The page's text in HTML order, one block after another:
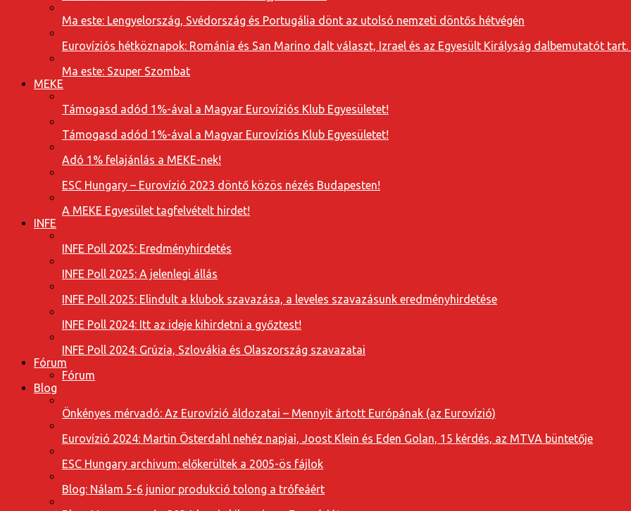
Ma este: Lengyelország, Svédország és Portugália dönt az utolsó nemzeti döntős hétvégén
Eurovíziós hétköznapok: Románia és San Marino dalt választ, Izrael és az Egyesült Királyság dalbemutatót tart.
Ma este: Szuper Szombat
MEKE
Támogasd adód 1%-ával a Magyar Eurovíziós Klub Egyesületet!
Támogasd adód 1%-ával a Magyar Eurovíziós Klub Egyesületet!
Adó 1% felajánlás a MEKE-nek!
ESC Hungary – Eurovízió 2023 döntő közös nézés Budapesten!
A MEKE Egyesület tagfelvételt hirdet!
INFE
INFE Poll 2025: Eredményhirdetés
INFE Poll 2025: A jelenlegi állás
INFE Poll 2025: Elindult a klubok szavazása, a leveles szavazásunk eredményhirdetése
INFE Poll 2024: Itt az ideje kihirdetni a győztest!
INFE Poll 2024: Grúzia, Szlovákia és Olaszország szavazatai
Fórum
Fórum
Blog
Önkényes mérvadó: Az Eurovízió áldozatai – Mennyit ártott Európának (az Eurovízió)
Eurovízió 2024: Martin Österdahl nehéz napjai, Joost Klein és Eden Golan, 15 kérdés, az MTVA büntetője
ESC Hungary archivum: előkerültek a 2005-ös fájlok
Blog: Nálam 5-6 junior produkció tolong a trófeáért